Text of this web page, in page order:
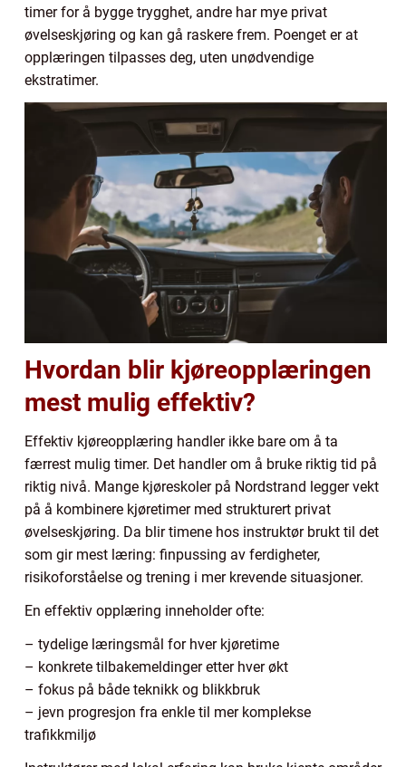
timer for å bygge trygghet, andre har mye privat
øvelseskjøring og kan gå raskere frem. Poenget er at
opplæringen tilpasses deg, uten unødvendige
ekstratimer.
Hvordan blir kjøreopplæringen
mest mulig effektiv?
Effektiv kjøreopplæring handler ikke bare om å ta
færrest mulig timer. Det handler om å bruke riktig tid på
riktig nivå. Mange kjøreskoler på Nordstrand legger vekt
på å kombinere kjøretimer med strukturert privat
øvelseskjøring. Da blir timene hos instruktør brukt til det
som gir mest læring: finpussing av ferdigheter,
risikoforståelse og trening i mer krevende situasjoner.
En effektiv opplæring inneholder ofte:
– tydelige læringsmål for hver kjøretime
– konkrete tilbakemeldinger etter hver økt
– fokus på både teknikk og blikkbruk
– jevn progresjon fra enkle til mer komplekse
trafikkmiljø